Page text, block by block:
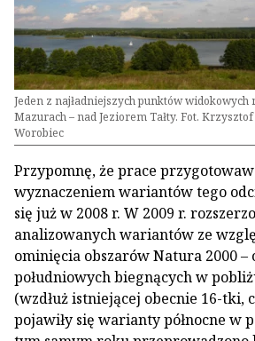
Jeden z najładniejszych punktów widokowych
Mazurach – nad Jeziorem Tałty. Fot. Krzysztof
Worobiec
Przypomnę, że prace
wyznaczeniem wariantów tego
się już w 2008 r. W 2009 r.
analizowanych wariantów ze
ominięcia obszarów Natura 2000
południowych biegnących w
(wzdłuż istniejącej obecnie 16-tki,
pojawiły się warianty północne w